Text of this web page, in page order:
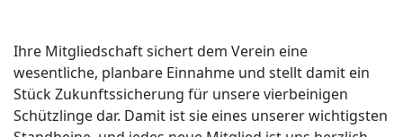
Ihre Mitgliedschaft sichert dem Verein eine
wesentliche, planbare Einnahme und stellt damit ein
Stück Zukunftssicherung für unsere vierbeinigen
Schützlinge dar. Damit ist sie eines unserer wichtigsten